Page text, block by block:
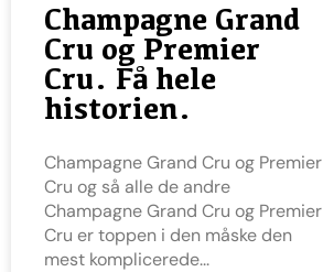
Champagne Grand
Cru og Premier
Cru. Få hele
historien.
Champagne Grand Cru og Premier
Cru og så alle de andre
Champagne Grand Cru og Premier
Cru er toppen i den måske den
mest komplicerede